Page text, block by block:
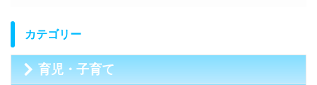
カテゴリー
育児・子育て